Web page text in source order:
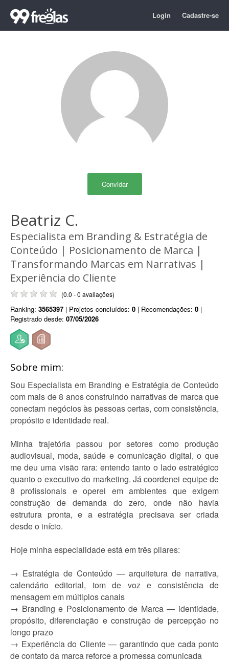
Login Cadastre-se
Convidar
Beatriz C.
Especialista em Branding & Estratégia de
Conteúdo | Posicionamento de Marca |
Transformando Marcas em Narrativas |
Experiência do Cliente
(0.0 - 0 avaliações)
Ranking: 3565397 | Projetos concluídos: 0 | Recomendações: 0 |
Registrado desde: 07/05/2026
Sobre mim:
Sou Especialista em Branding e Estratégia de Conteúdo
com mais de 8 anos construindo narrativas de marca que
conectam negócios às pessoas certas, com consistência,
propósito e identidade real.
Minha trajetória passou por setores como produção
audiovisual, moda, saúde e comunicação digital, o que
me deu uma visão rara: entendo tanto o lado estratégico
quanto o executivo do marketing. Já coordenei equipe de
8 profissionais e operei em ambientes que exigem
construção de demanda do zero, onde não havia
estrutura pronta, e a estratégia precisava ser criada
desde o início.
Hoje minha especialidade está em três pilares:
→ Estratégia de Conteúdo — arquitetura de narrativa,
calendário editorial, tom de voz e consistência de
mensagem em múltiplos canais
→ Branding e Posicionamento de Marca — identidade,
propósito, diferenciação e construção de percepção no
longo prazo
→ Experiência do Cliente — garantindo que cada ponto
de contato da marca reforce a promessa comunicada